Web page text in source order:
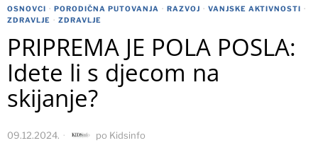
OSNOVCI · PORODIČNA PUTOVANJA · RAZVOJ · VANJSKE AKTIVNOSTI ·
ZDRAVLJE · ZDRAVLJE
PRIPREMA JE POLA POSLA:
Idete li s djecom na
skijanje?
09.12.2024. po Kidsinfo